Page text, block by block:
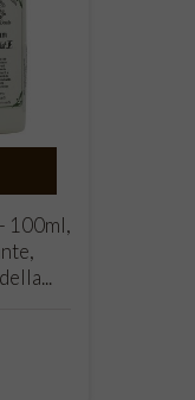
100ml,